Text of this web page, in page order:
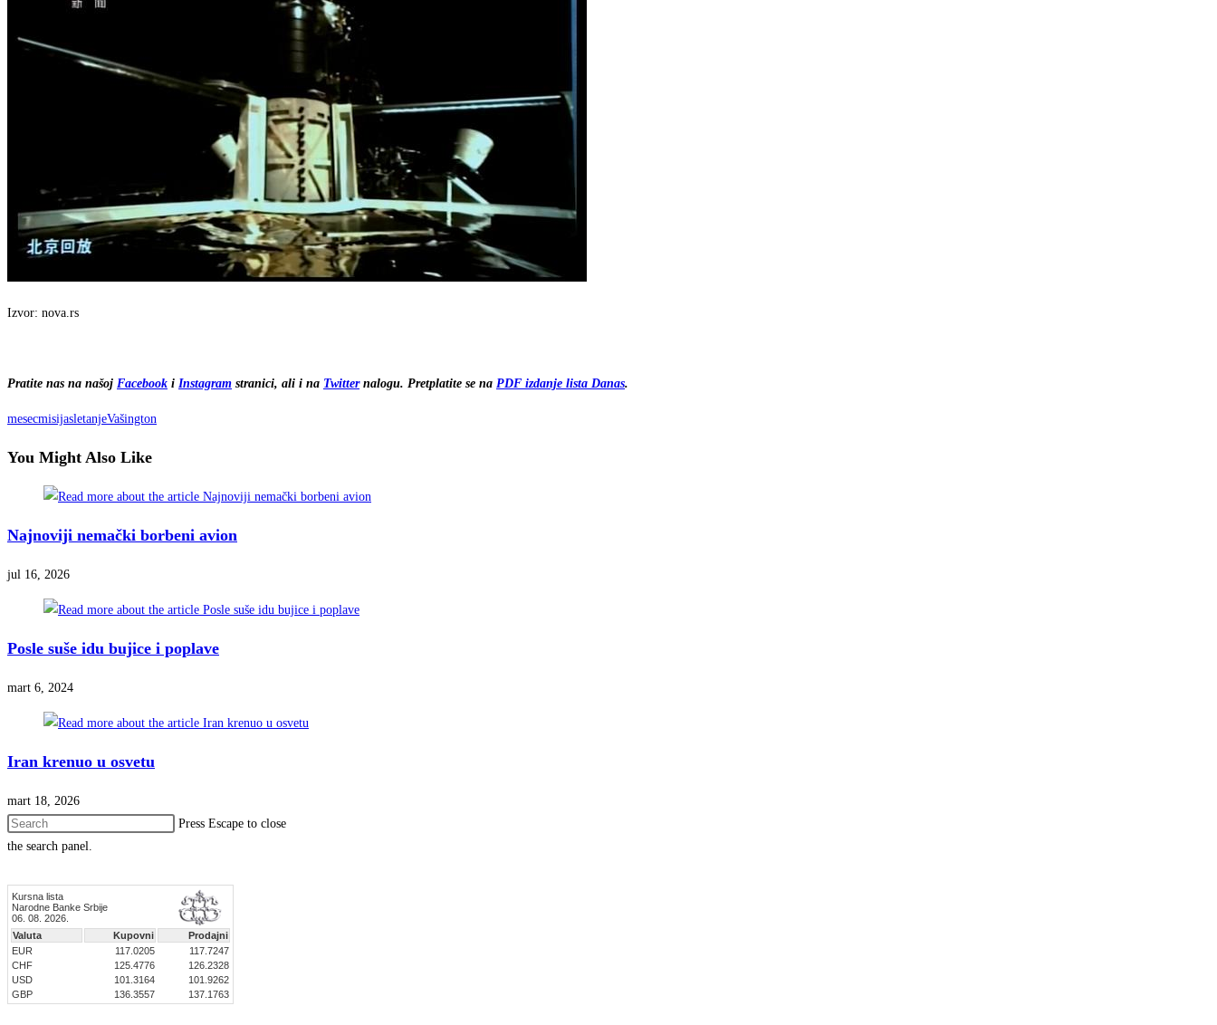
Izvor: nova.rs
Pratite nas na našoj Facebook i Instagram stranici, ali i na Twitternalogu. Pretplatite se na PDF izdanje lista Danas.
mesecmisijasletanjeVašington
You Might Also Like
Najnoviji nemački borbeni avion
jul 16, 2026
Posle suše idu bujice i poplave
mart 6, 2024
Iran krenuo u osvetu
mart 18, 2026
Press Escape to close
the search panel.